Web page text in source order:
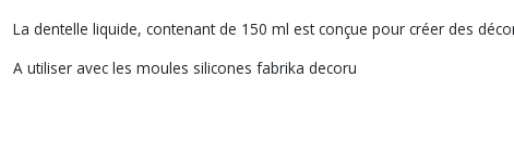
La dentelle liquide, contenant de 150 ml est conçue pour créer des
A utiliser avec les moules silicones fabrika decoru